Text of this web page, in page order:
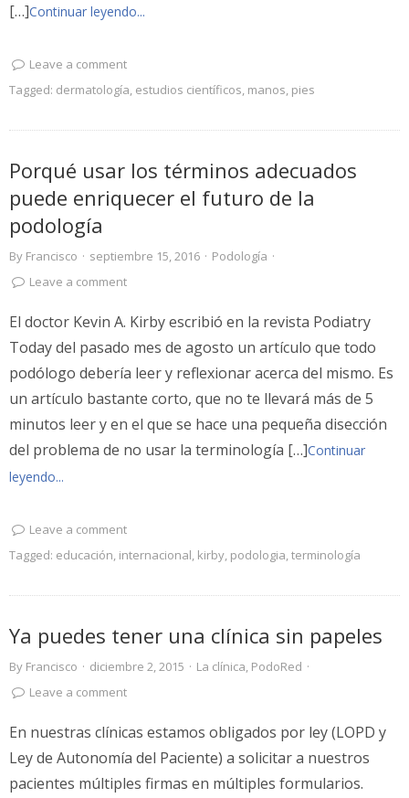
[…]Continuar leyendo...
Leave a comment
Tagged: dermatología, estudios científicos, manos, pies
Porqué usar los términos adecuados
puede enriquecer el futuro de la
podología
By Francisco · septiembre 15, 2016 · Podología ·
Leave a comment
El doctor Kevin A. Kirby escribió en la revista Podiatry
Today del pasado mes de agosto un artículo que todo
podólogo debería leer y reflexionar acerca del mismo. Es
un artículo bastante corto, que no te llevará más de 5
minutos leer y en el que se hace una pequeña disección
del problema de no usar la terminología […]Continuar
leyendo...
Leave a comment
Tagged: educación, internacional, kirby, podologia,terminología
Ya puedes tener una clínica sin papeles
By Francisco · diciembre 2, 2015 · La clínica, PodoRed ·
Leave a comment
En nuestras clínicas estamos obligados por ley (LOPD y
Ley de Autonomía del Paciente) a solicitar a nuestros
pacientes múltiples firmas en múltiples formularios.